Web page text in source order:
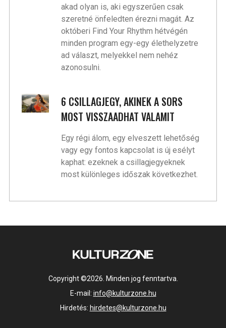
akad olyan is, aki egyszerűen csak
szeretné önfeledten érezni magát. Az
októberi Find Your Rhythm hétvégén
minden program egy-egy élethelyzetre
ad választ, melyekkel nem nehéz
azonosulni.
6 CSILLAGJEGY, AKINEK A SORS
MOST VISSZAADHAT VALAMIT
Egy régi álom, egy elveszett lehetőség
vagy egy fontos kapcsolat is új esélyt
kaphat: ezeknek a csillagjegyeknek
most különleges időszak következhet.
Copyright ©2026. Minden jog fenntartva.
E-mail: info@kulturzone.hu
Hirdetés: hirdetes@kulturzone.hu